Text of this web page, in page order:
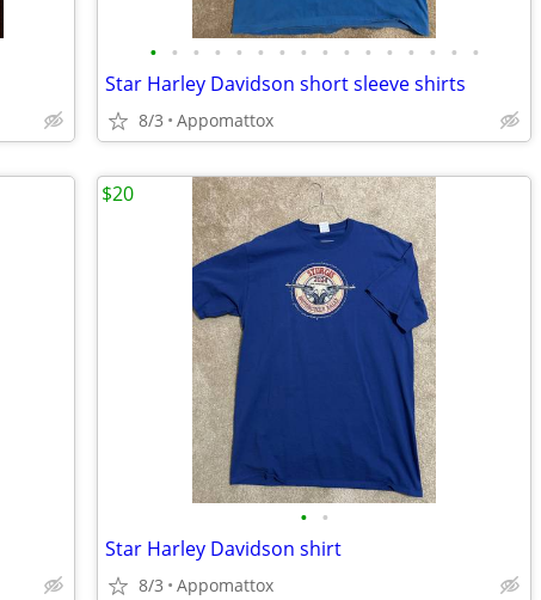
• • • • • • • • • • • • • • • •
Star Harley Davidson short sleeve shirts
8/3 Appomattox
• •
Star Harley Davidson shirt
8/3 Appomattox
$20